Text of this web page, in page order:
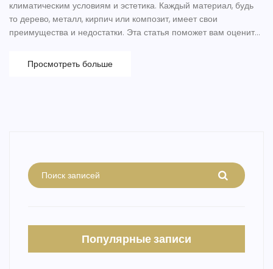
климатическим условиям и эстетика. Каждый материал, будь
то дерево, металл, кирпич или композит, имеет свои
преимущества и недостатки. Эта статья поможет вам оценить
предложить идеи и советы для строительства забора, который
будет радовать вас долгие годы. Читайте и узнайте, какой
Просмотреть больше
Популярные записи